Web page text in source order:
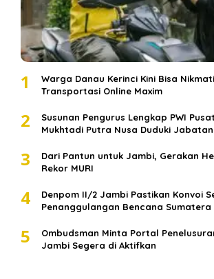
1
Warga Danau Kerinci Kini Bisa
Transportasi Online Maxim
2
Susunan Pengurus Lengkap PWI
Mukhtadi Putra Nusa Duduki
3
Dari Pantun untuk Jambi, Gerakan
Rekor MURI
4
Denpom II/2 Jambi Pastikan Konvoi
Penanggulangan Bencana Sumatera
5
Ombudsman Minta Portal
Jambi Segera di Aktifkan